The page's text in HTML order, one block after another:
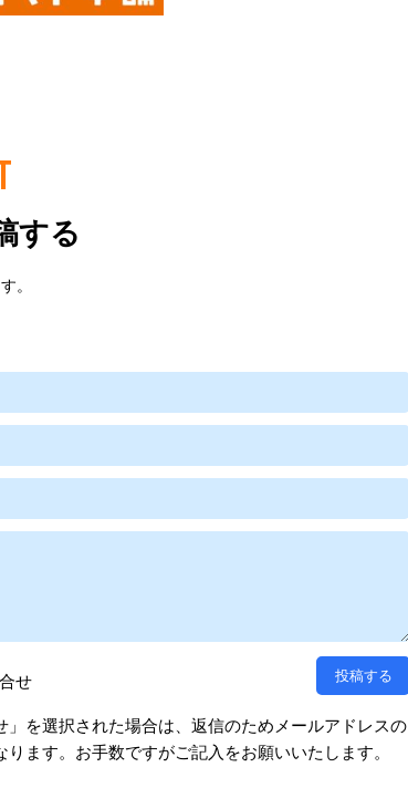
する
。
せ
を選択された場合は、返信のためメールアドレスの
ります。お手数ですがご記入をお願いいたします。